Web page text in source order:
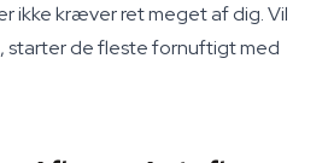
ikke kræver ret meget af dig. Vil
starter de fleste fornuftigt med